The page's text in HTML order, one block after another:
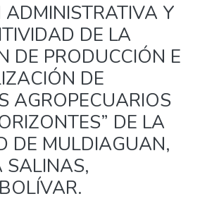
ADMINISTRATIVA Y
DE LA
DE PRODUCCIÓN E
DE
AGROPECUARIOS
DE LA
DE MULDIAGUAN,
SALINAS,